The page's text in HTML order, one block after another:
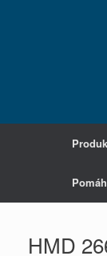
HMD